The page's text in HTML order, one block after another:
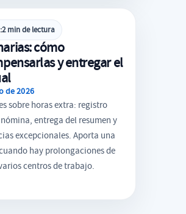
2 min de lectura
cómo
y entregar el
de 2026
sobre horas extra: registro
entrega del resumen y
excepcionales. Aporta una
hay prolongaciones de
centros de trabajo.